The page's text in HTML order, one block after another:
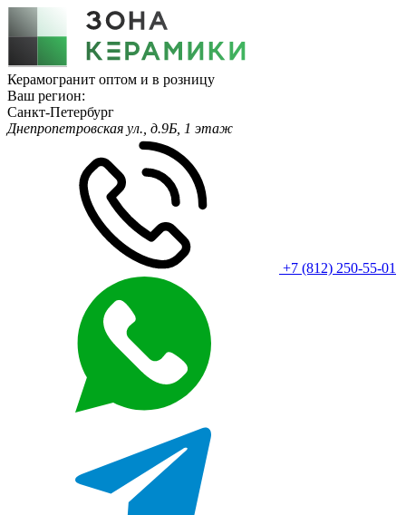
Керамогранит оптом и в розницу
Ваш регион:
Санкт-Петербург
Днепропетровская ул., д.9Б, 1 этаж
+7 (812) 250-55-01